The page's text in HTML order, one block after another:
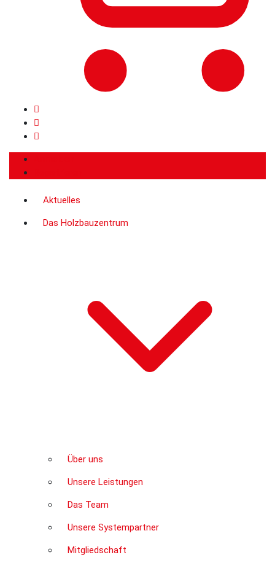
Aktuelles
Das Holzbauzentrum
Über uns
Unsere Leistungen
Das Team
Unsere Systempartner
Mitgliedschaft